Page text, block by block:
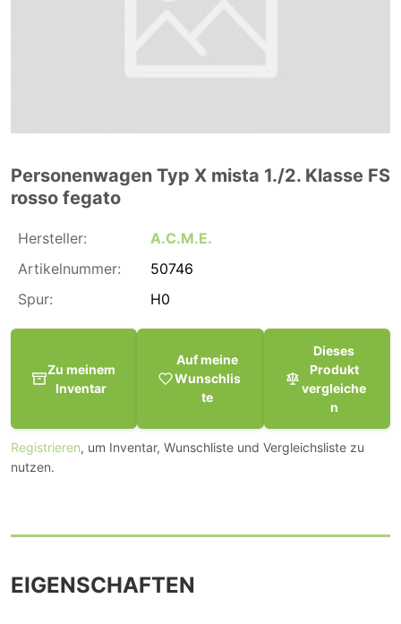
Personenwagen Typ X mista 1./2. Klasse FS
rosso fegato
Hersteller:
A.C.M.E.
Artikelnummer:
50746
Spur:
H0
Zu meinem
Inventar
Auf meine
Wunschlis
te
Dieses
Produkt
vergleiche
n
Registrieren, um Inventar, Wunschliste und Vergleichsliste zu
nutzen.
EIGENSCHAFTEN